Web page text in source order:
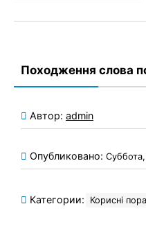
Походження слова
Автор: admin
Опубликовано:
Категории: Корисні